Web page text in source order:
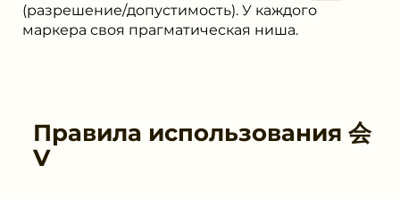
(разрешение/допустимость). У каждого
маркера своя прагматическая ниша.
Правила использования 会
V